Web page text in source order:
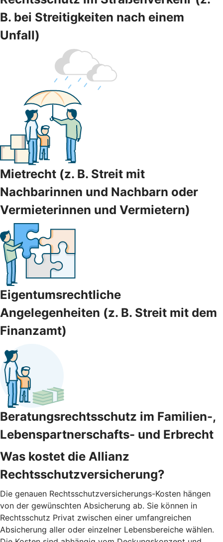
B. bei Streitigkeiten nach einem
Unfall)
Mietrecht (z. B. Streit mit
Nachbarinnen und Nachbarn oder
Vermieterinnen und Vermietern)
Eigentumsrechtliche
Angelegenheiten (z. B. Streit mit dem
Finanzamt)
Beratungsrechtsschutz im Familien-,
Lebenspartnerschafts- und Erbrecht
Was kostet die Allianz
Rechtsschutzversicherung?
Die genauen Rechtsschutzversicherungs-Kosten hängen
von der gewünschten Absicherung ab. Sie können in
Rechtsschutz Privat zwischen einer umfangreichen
Absicherung aller oder einzelner Lebensbereiche wählen.